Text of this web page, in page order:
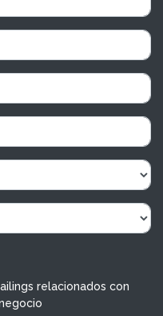
relacionados con